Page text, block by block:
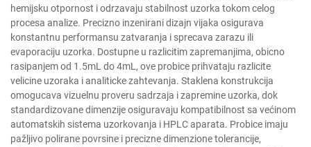
hemijsku otpornost i odrzavaju stabilnost uzorka tokom celog
procesa analize. Precizno inzenirani dizajn vijaka osigurava
konstantnu performansu zatvaranja i sprecava zarazu ili
evaporaciju uzorka. Dostupne u razlicitim zapremanjima, obicno
rasipanjem od 1.5mL do 4mL, ove probice prihvataju razlicite
velicine uzoraka i analiticke zahtevanja. Staklena konstrukcija
omogucava vizuelnu proveru sadrzaja i zapremine uzorka, dok
standardizovane dimenzije osiguravaju kompatibilnost sa većinom
automatskih sistema uzorkovanja i HPLC aparata. Probice imaju
pažljivo polirane povrsine i precizne dimenzione tolerancije,